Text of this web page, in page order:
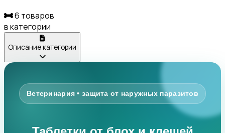
6 товаров
в категории
Описание категории
Ветеринария • защита от наружных паразитов